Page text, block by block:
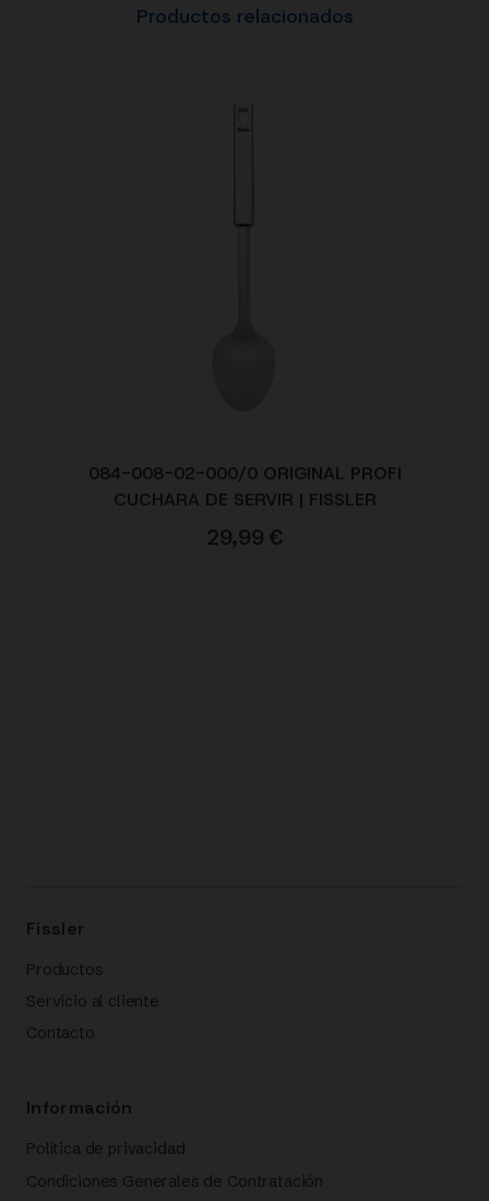
Productos relacionados
084-008-02-000/0 ORIGINAL PROFI
CUCHARA DE SERVIR | FISSLER
29,99 €
Fissler
Productos
Servicio al cliente
Contacto
Información
Política de privacidad
Condiciones Generales de Contratación